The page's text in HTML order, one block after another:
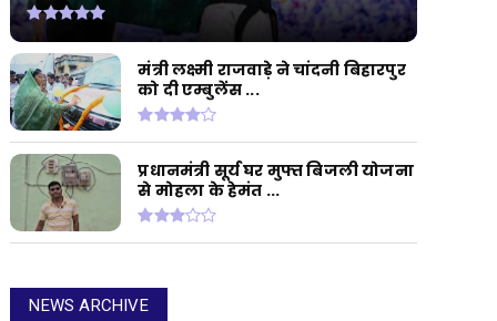
मंत्री लक्ष्मी राजवाड़े ने चांदनी बिहारपुर
को दी एम्बुलेंस ...
प्रधानमंत्री सूर्य घर मुफ्त बिजली योजना
से मोहला के हेमंत ...
NEWS ARCHIVE